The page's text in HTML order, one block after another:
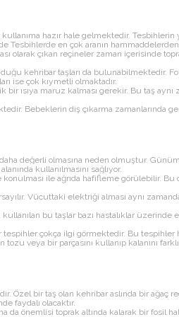
hazır hale gelmektedir. Tesbihlerin
en çok aranın
olarak çıkan reçineler zaman içerisinde
kehribar taşları da bulunabilmektedir.
ise çok kıymetli olmaktadır.
ısıya maruz kalması gerekir. Bu taş aynı
Bebeklerin diş çıkarma zamanlarında
değerli olmasına neden olmuştur.
kullanılmasını sağlıyor.
konulması ile ağrıda hafifleme görülebilir.
Vücuttaki elektriği alması aynı
bu taşlar bazı hastalıklar üzerinde
tespihler çokça ilgi görmektedir. Bu
veya bir parçasını kullanıp kalanını
Özel bir taş olan kehribar aslında bir ağaç
faydalı olacaktır.
da önemlisi toprak altında kalarak bir fosil